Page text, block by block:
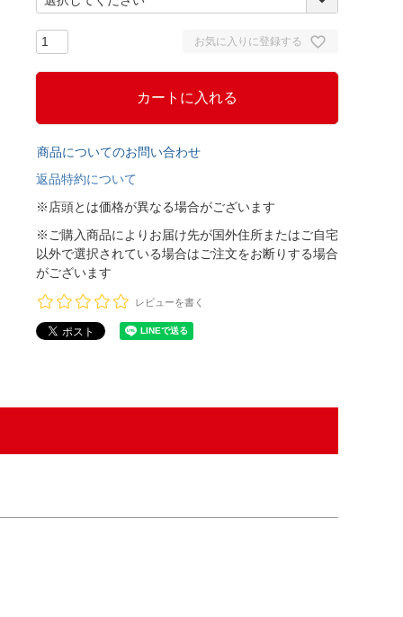
お気に入りに登録する
カートに入れる
商品についてのお問い合わせ
返品特約について
※店頭とは価格が異なる場合がございます
※ご購入商品によりお届け先が国外住所またはご自宅
以外で選択されている場合はご注文をお断りする場合
がございます
レビューを書く